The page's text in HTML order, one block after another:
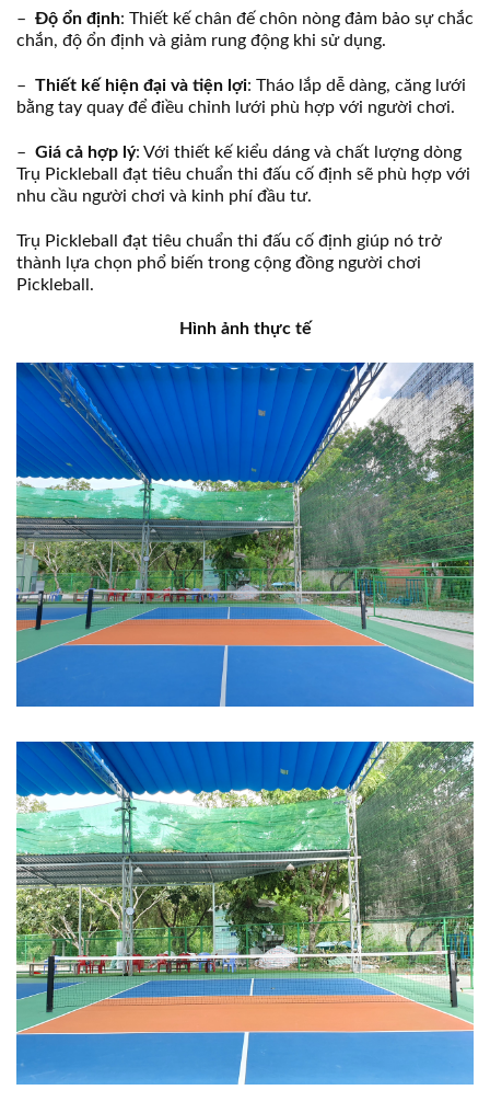
– Độ ổn định: Thiết kế chân đế chôn nòng đảm bảo sự chắc
chắn, độ ổn định và giảm rung động khi sử dụng.
– Thiết kế hiện đại và tiện lợi: Tháo lắp dễ dàng, căng lưới
bằng tay quay để điều chỉnh lưới phù hợp với người chơi.
– Giá cả hợp lý: Với thiết kế kiểu dáng và chất lượng dòng
Trụ Pickleball đạt tiêu chuẩn thi đấu cố định sẽ phù hợp với
nhu cầu người chơi và kinh phí đầu tư.
Trụ Pickleball đạt tiêu chuẩn thi đấu cố định giúp nó trở
thành lựa chọn phổ biến trong cộng đồng người chơi
Pickleball.
Hình ảnh thực tế